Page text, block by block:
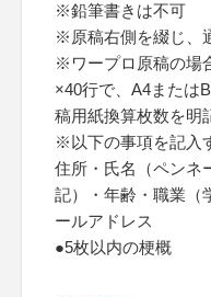
※鉛筆書きは不可
※原稿右側を綴じ、
※ワープロ原稿の場
×40行で、A4または
稿用紙換算枚数を明
※以下の事項を記入
住所・氏名（ペンネ
記）・年齢・職業（
ールアドレス
●5枚以内の梗概